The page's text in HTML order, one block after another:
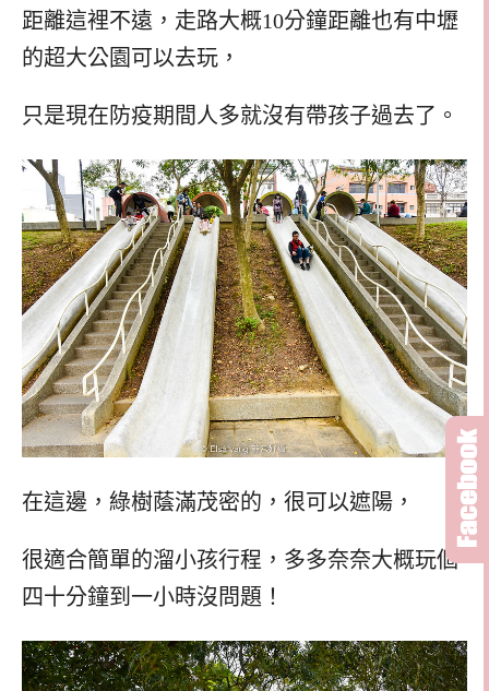
距離這裡不遠，走路大概10分鐘距離也有中壢
的超大公園可以去玩，
只是現在防疫期間人多就沒有帶孩子過去了。
在這邊，綠樹蔭滿茂密的，很可以遮陽，
很適合簡單的溜小孩行程，多多奈奈大概玩個
四十分鐘到一小時沒問題！